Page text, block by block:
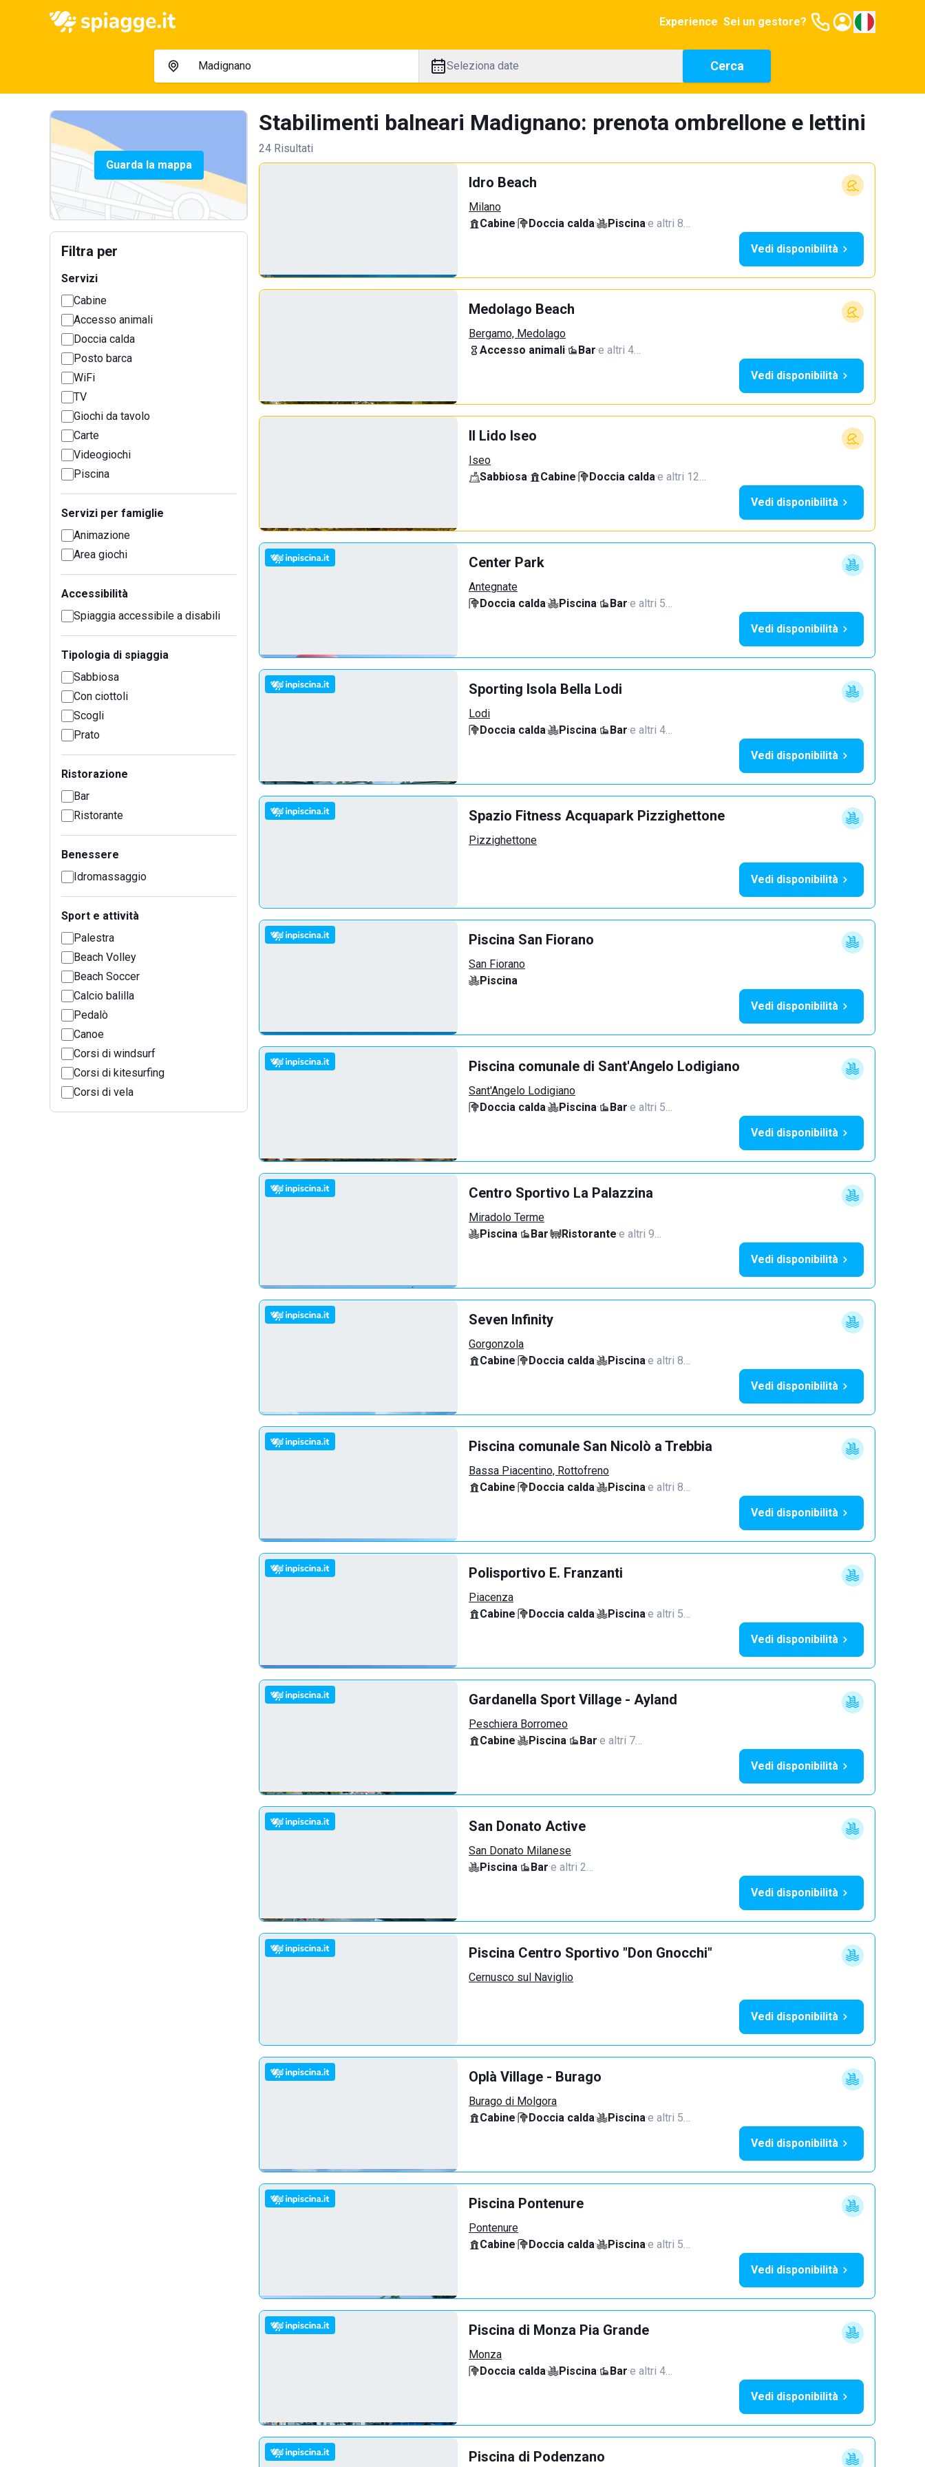
Experience Sei un gestore?
Seleziona date Cerca
Guarda la mappa
Filtra per
Servizi
Cabine
Accesso animali
Doccia calda
Posto barca
WiFi
TV
Giochi da tavolo
Carte
Videogiochi
Piscina
Servizi per famiglie
Animazione
Area giochi
Accessibilità
Spiaggia accessibile a disabili
Tipologia di spiaggia
Sabbiosa
Con ciottoli
Scogli
Prato
Ristorazione
Bar
Ristorante
Benessere
Idromassaggio
Sport e attività
Palestra
Beach Volley
Beach Soccer
Calcio balilla
Pedalò
Canoe
Corsi di windsurf
Corsi di kitesurfing
Corsi di vela
Stabilimenti balneari Madignano: prenota ombrellone e lettini
24 Risultati
Idro Beach
Milano
Cabine· Doccia calda· Piscina·e altri 8…
Vedi disponibilità
Medolago Beach
Bergamo, Medolago
Accesso animali· Bar·e altri 4…
Vedi disponibilità
Il Lido Iseo
Iseo
Sabbiosa· Cabine· Doccia calda·e altri 12…
Vedi disponibilità
Center Park
Antegnate
Doccia calda· Piscina· Bar·e altri 5…
Vedi disponibilità
Sporting Isola Bella Lodi
Lodi
Doccia calda· Piscina· Bar·e altri 4…
Vedi disponibilità
Spazio Fitness Acquapark Pizzighettone
Pizzighettone
Vedi disponibilità
Piscina San Fiorano
San Fiorano
Piscina
Vedi disponibilità
Piscina comunale di Sant'Angelo Lodigiano
Sant'Angelo Lodigiano
Doccia calda· Piscina· Bar·e altri 5…
Vedi disponibilità
Centro Sportivo La Palazzina
Miradolo Terme
Piscina· Bar· Ristorante·e altri 9…
Vedi disponibilità
Seven Infinity
Gorgonzola
Cabine· Doccia calda· Piscina·e altri 8…
Vedi disponibilità
Piscina comunale San Nicolò a Trebbia
Bassa Piacentino, Rottofreno
Cabine· Doccia calda· Piscina·e altri 8…
Vedi disponibilità
Polisportivo E. Franzanti
Piacenza
Cabine· Doccia calda· Piscina·e altri 5…
Vedi disponibilità
Gardanella Sport Village - Ayland
Peschiera Borromeo
Cabine· Piscina· Bar·e altri 7…
Vedi disponibilità
San Donato Active
San Donato Milanese
Piscina· Bar·e altri 2…
Vedi disponibilità
Piscina Centro Sportivo "Don Gnocchi"
Cernusco sul Naviglio
Vedi disponibilità
Oplà Village - Burago
Burago di Molgora
Cabine· Doccia calda· Piscina·e altri 5…
Vedi disponibilità
Piscina Pontenure
Pontenure
Cabine· Doccia calda· Piscina·e altri 5…
Vedi disponibilità
Piscina di Monza Pia Grande
Monza
Doccia calda· Piscina· Bar·e altri 4…
Vedi disponibilità
Piscina di Podenzano